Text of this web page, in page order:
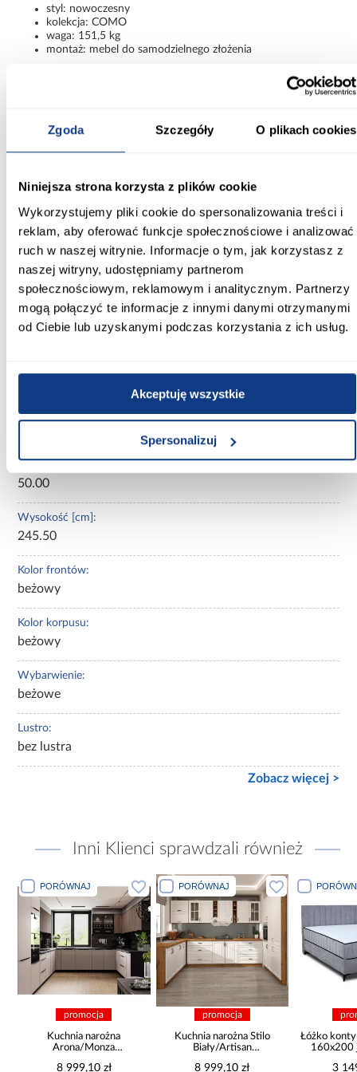
Zgoda Szczegóły O plikach cookies
Niniejsza strona korzysta z plików cookie
Wykorzystujemy pliki cookie do spersonalizowania treści i
reklam, aby oferować funkcje społecznościowe i analizować
ruch w naszej witrynie. Informacje o tym, jak korzystasz z
naszej witryny, udostępniamy partnerom
społecznościowym, reklamowym i analitycznym. Partnerzy
mogą połączyć te informacje z innymi danymi otrzymanymi
od Ciebie lub uzyskanymi podczas korzystania z ich usług.
Akceptuję wszystkie
Spersonalizuj
styl: nowoczesny
kolekcja: COMO
waga: 151,5 kg
montaż: mebel do samodzielnego złożenia
Nowoczesna szafa COMO kaszmir/czarny
Szafa Como 3-170 kaszmir/czarny łączy nowoczesną estetykę z
kaszmiru, matowe wykończenie oraz minimalistyczna forma
sprawiają, że mebel prezentuje się elegancko i ponadczasowo. To
pojemna szafa, która zapewnia wygodne przechowywanie i
Kształt:
proste
Rodzaj drzwi:
uchylne
Nie
Szerokość [cm]:
Głębokość [cm]:
50.00
Wysokość [cm]:
245.50
Kolor frontów:
beżowy
Kolor korpusu:
beżowy
Wybarwienie:
beżowe
Lustro:
bez lustra
Zobacz więcej >
Inni Klienci sprawdzali również
PORÓWNAJ
promocja
Kuchnia narożna
Arona/Monza
8 999,10 zł
PORÓWNAJ
promocja
Kuchnia narożna Stilo
Biały/Artisan
8 999,10 zł
Łóżko
160x200
3